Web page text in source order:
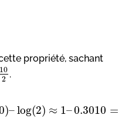
propriété, sachant
10
2 .
)–log(2) ≈ 1–0.3010 =